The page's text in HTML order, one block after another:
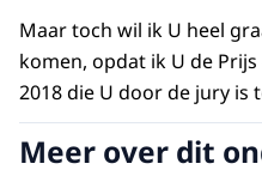
Maar toch wil ik U heel
komen, opdat ik U de
2018 die U door de jury is
Meer over dit